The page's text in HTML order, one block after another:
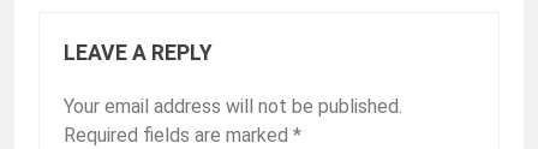
LEAVE A REPLY
Your email address will not be published.
Required fields are marked *